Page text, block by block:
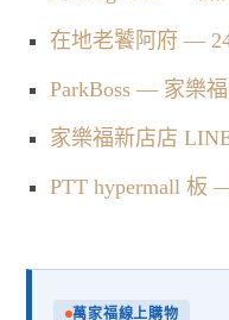
在地老饕阿府 —
ParkBoss — 家樂
家樂福新店店
PTT hypermall 板
萬家福線上購物